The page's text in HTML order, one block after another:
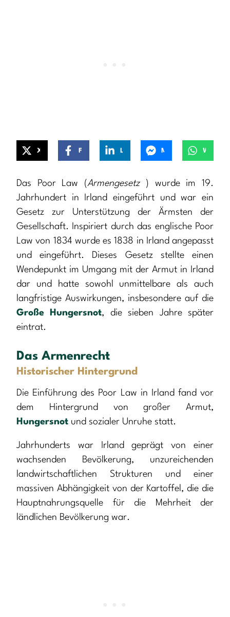
Das Poor Law (Armengesetz) wurde im 19.
Jahrhundert in Irland eingeführt und war ein
Gesetz zur Unterstützung der Ärmsten der
Gesellschaft. Inspiriert durch das englische Poor
Law von 1834 wurde es 1838 in Irland angepasst
und eingeführt. Dieses Gesetz stellte einen
Wendepunkt im Umgang mit der Armut in Irland
dar und hatte sowohl unmittelbare als auch
langfristige Auswirkungen, insbesondere auf die
Große Hungersnot, die sieben Jahre später
eintrat.
Das Armenrecht
Historischer Hintergrund
Die Einführung des Poor Law in Irland fand vor
dem Hintergrund von großer Armut,
Hungersnot und sozialer Unruhe statt.
Jahrhunderts war Irland geprägt von einer
wachsenden Bevölkerung, unzureichenden
landwirtschaftlichen Strukturen und einer
massiven Abhängigkeit von der Kartoffel, die die
Hauptnahrungsquelle für die Mehrheit der
ländlichen Bevölkerung war.